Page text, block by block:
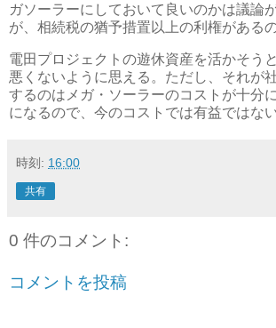
ガソーラーにしておいて良いのかは議論
が、相続税の猶予措置以上の利権がある
電田プロジェクトの遊休資産を活かそう
悪くないように思える。ただし、それが
するのはメガ・ソーラーのコストが十分
になるので、今のコストでは有益ではない
時刻: 16:00
共有
0 件のコメント:
コメントを投稿